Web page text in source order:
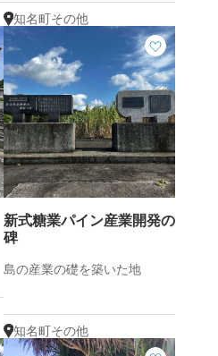
知名町その他
新式糖業パイン産業開発の
碑
島の産業の礎を築いた地
知名町その他